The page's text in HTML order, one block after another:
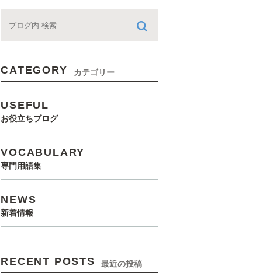
CATEGORY カテゴリー
USEFUL
お役立ちブログ
VOCABULARY
専門用語集
NEWS
新着情報
RECENT POSTS 最近の投稿